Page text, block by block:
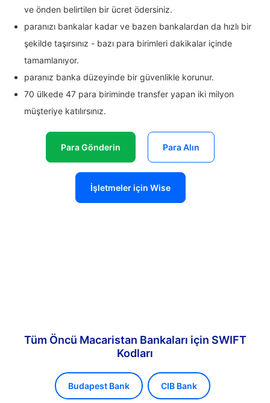
ve önden belirtilen bir ücret ödersiniz.
paranızı bankalar kadar ve bazen bankalardan da hızlı bir
şekilde taşırsınız - bazı para birimleri dakikalar içinde
tamamlanıyor.
paranız banka düzeyinde bir güvenlikle korunur.
70 ülkede 47 para biriminde transfer yapan iki milyon
müşteriye katılırsınız.
Para Gönderin Para Alın
İşletmeler için Wise
Tüm Öncü Macaristan Bankaları için SWIFT
Kodları
Budapest Bank CIB Bank